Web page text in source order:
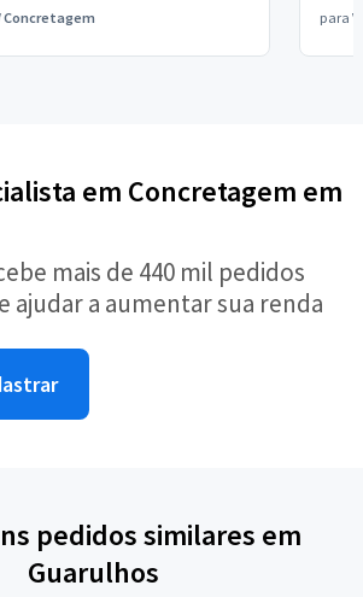
Concretagem para
em Concretagem em
mais de 440 mil pedidos
ajudar a aumentar sua renda
pedidos similares em
Guarulhos